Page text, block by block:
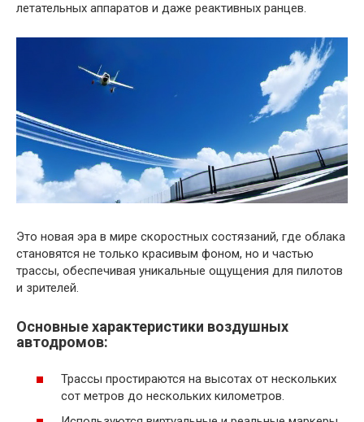
летательных аппаратов и даже реактивных ранцев.
Это новая эра в мире скоростных состязаний, где облака
становятся не только красивым фоном, но и частью
трассы, обеспечивая уникальные ощущения для пилотов
и зрителей.
Основные характеристики воздушных
автодромов:
Трассы простираются на высотах от нескольких
сот метров до нескольких километров.